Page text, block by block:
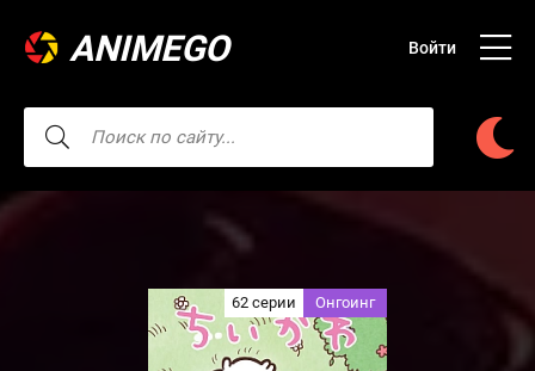
ANIMEGO Войти
62 серии Онгоинг